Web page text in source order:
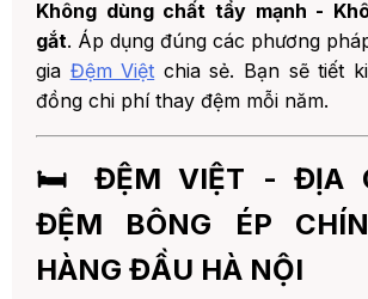
Không dùng chất tẩy mạnh -
gắt. Áp dụng đúng các phương
gia Đệm Việt chia sẻ. Bạn sẽ tiết
đồng chi phí thay đệm mỗi năm.
🛏️ ĐỆM VIỆT - ĐỊA
ĐỆM BÔNG ÉP
HÀNG ĐẦU HÀ NỘI